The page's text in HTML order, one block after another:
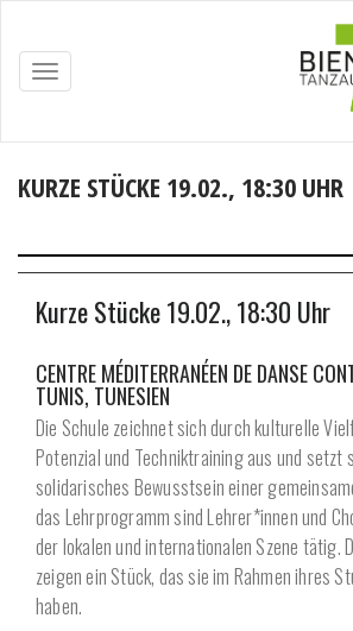
TOGGLE
NAVIGATION
KURZE STÜCKE 19.02., 18:30 UHR
Kurze Stücke 19.02., 18:30 Uhr
CENTRE MÉDITERRANÉEN DE DANSE
TUNIS, TUNESIEN
Die Schule zeichnet sich durch kulturelle
Potenzial und Techniktraining aus und setzt
solidarisches Bewusstsein einer
das Lehrprogramm sind Lehrer*innen und
der lokalen und internationalen Szene tätig.
zeigen ein Stück, das sie im Rahmen ihres
haben.